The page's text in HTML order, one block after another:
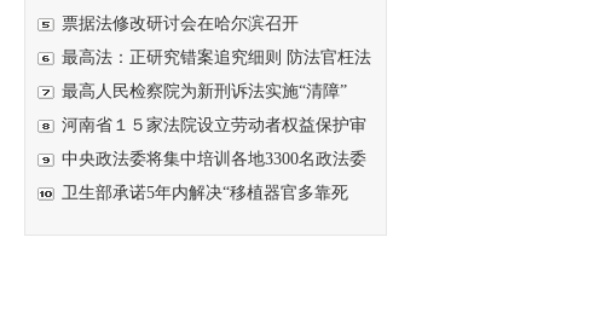
偿案...票据法修改研讨会在哈尔滨召开
最高法：正研究错案追究细则 防法官枉法
裁...最高人民检察院为新刑诉法实施“清障”
河南省１５家法院设立劳动者权益保护审
判庭中央政法委将集中培训各地3300名政法委
书记卫生部承诺5年内解决“移植器官多靠死